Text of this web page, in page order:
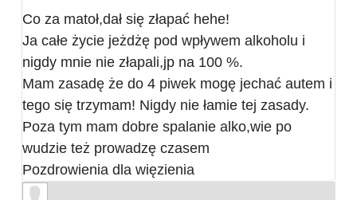
Co za matoł,dał się złapać hehe!
Ja całe życie jeżdżę pod wpływem alkoholu i
nigdy mnie nie złapali,jp na 100 %.
Mam zasadę że do 4 piwek mogę jechać autem i
tego się trzymam! Nigdy nie łamie tej zasady.
Poza tym mam dobre spalanie alko,wie po
wudzie też prowadzę czasem
Pozdrowienia dla więzienia